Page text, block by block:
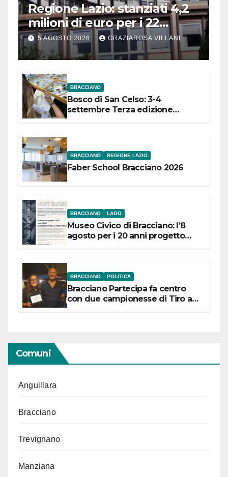
Regione Lazio: stanziati 4,2
milioni di euro per i 22
Comuni dell’Etruria
Meridionale
5 AGOSTO 2026 GRAZIAROSA VILLANI
BRACCIANO
Bosco di San Celso: 3-4
settembre Terza edizione
BRACCIANO REGIONE LAZIO
Faber School Bracciano 2026
BRACCIANO LAGO
Museo Civico di Bracciano: l’8
agosto per i 20 anni progetto
BRACCIANO POLITICA
Bracciano Partecipa fa centro
con due campionesse di Tiro a
Comuni
Anguillara
Bracciano
Trevignano
Manziana